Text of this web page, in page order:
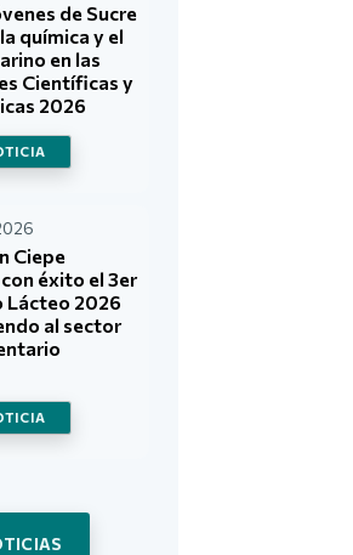
de Sucre
química y el
en las
Científicas y
2026
Ciepe
éxito el 3er
Lácteo 2026
al sector